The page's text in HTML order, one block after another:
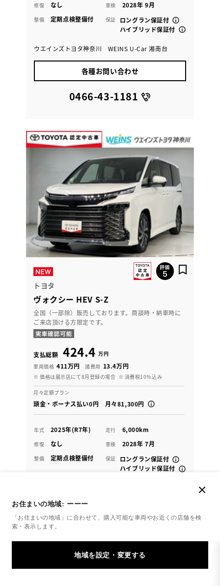
お住まいの地域: ーーー
「お住まいの地域」に合わせて、購入可能な車両やお近くの店舗を検
索・表示します。
修復 なし 車検 2028年 9月
整備 定期点検整備付 保証
ロングラン保証付
ハイブリッド保証付
ウエインズトヨタ神奈川 WEINS U-Car 湘南台
各種お問い合わせ
0466-43-1181
トヨタ
ヴォクシー HEV S-Z
全国（一部除）販売しております。商談時・納車時に
ご来店頂ける方限定です。
支払総額 424.4 万円
車両価格 411万円 諸費用 13.4万円
※ 価格は展示店にて8月登録の場合 ※ 消費税10％込み
月々定額プラン
頭金・ボーナス払い0円 月々81,300円
年式 2025年(R7年) 走行 6,000km
修復 なし 車検 2028年 7月
整備 定期点検整備付 保証
ロングラン保証付
ハイブリッド保証付